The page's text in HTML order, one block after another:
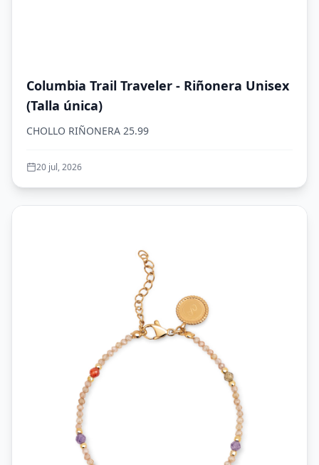
Columbia Trail Traveler - Riñonera Unisex
(Talla única)
CHOLLO RIÑONERA 25.99
20 jul, 2026